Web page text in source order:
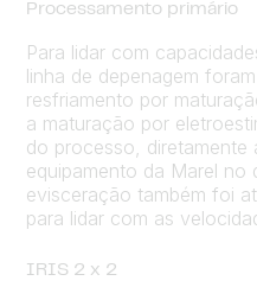
Processamento primário
Para lidar com
linha de depenagem
resfriamento por
a maturação por
do processo, diretamente
equipamento da Marel no
evisceração também foi
para lidar com as
IRIS 2 x 2